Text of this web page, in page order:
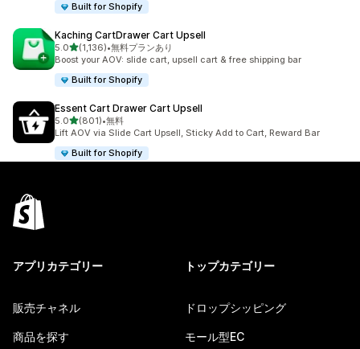
Built for Shopify
Kaching CartDrawer Cart Upsell
5.05つ星中
(1,136)
合計レビュー数：1136件
•無料プランあり
Boost your AOV: slide cart, upsell cart & free shipping bar
Built for Shopify
Essent Cart Drawer Cart Upsell
5.05つ星中
(801)
合計レビュー数：801件
•無料
Lift AOV via Slide Cart Upsell, Sticky Add to Cart, Reward Bar
Built for Shopify
アプリカテゴリー
販売チャネル
商品を探す
トップカテゴリー
ドロップシッピング
モール型EC